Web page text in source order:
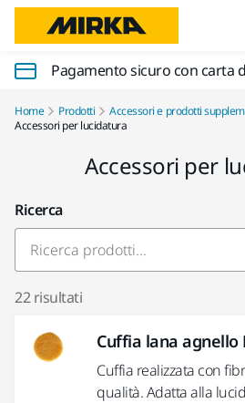
Pagamento sicuro con carta
Home Prodotti
Accessori e prodotti
Accessori per lucidatura
Accessori per
Ricerca
22 risultati
Cuffia lana agnello
Cuffia realizzata con
qualità. Adatta alla